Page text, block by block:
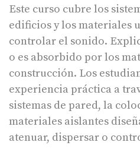
Este curso cubre los
edificios y los materiales
controlar el sonido.
o es absorbido por los
construcción. Los
experiencia práctica a
sistemas de pared, la
materiales aislantes
atenuar, dispersar o